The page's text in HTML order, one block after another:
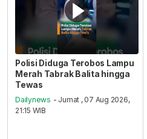
Polisi Diduga Terobos Lampu
Merah Tabrak Balita hingga
Tewas
Dailynews - Jumat , 07 Aug 2026,
21:15 WIB